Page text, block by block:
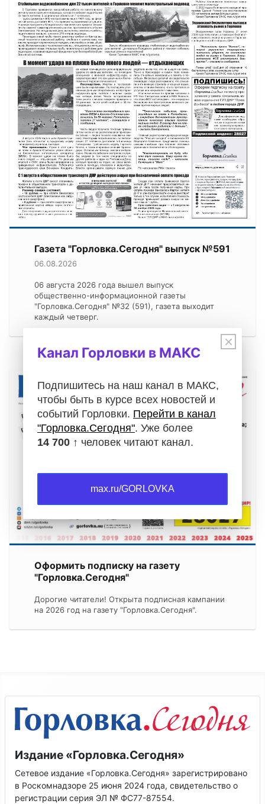
Газета "Горловка.Сегодня" выпуск №591
06.08.2026
06 августа 2026 года вышел выпуск
общественно-информационной газеты
"Горловка.Сегодня" №32 (591), газета выходит
каждый четверг.
Оформить подписку на газету
"Горловка.Сегодня"
Дорогие читатели! Открыта подписная кампании
на 2026 год на газету "Горловка.Сегодня".
Издание «Горловка.Сегодня»
Сетевое издание «Горловка.Сегодня» зарегистрировано
в Роскомнадзоре 25 июня 2024 года, свидетельство о
регистрации серия ЭЛ № ФС77-87554.
×
Канал Горловки в МАКС
Подпишитесь на наш канал в МАКС,
чтобы быть в курсе всех новостей и
событий Горловки. Перейти в канал
"Горловка.Сегодня". Уже более
14 700 ↑ человек читают канал.
max.ru/GORLOVKA